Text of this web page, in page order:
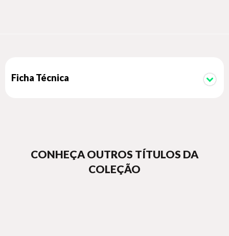
Ficha Técnica
CONHEÇA OUTROS TÍTULOS DA
COLEÇÃO